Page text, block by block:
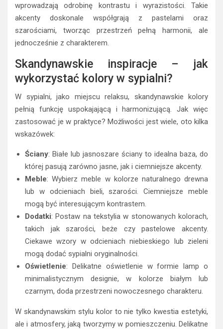
wprowadzają odrobinę kontrastu i wyrazistości. Takie
akcenty doskonale współgrają z pastelami oraz
szarościami, tworząc przestrzeń pełną harmonii, ale
jednocześnie z charakterem.
Skandynawskie inspiracje – jak
wykorzystać kolory w sypialni?
W sypialni, jako miejscu relaksu, skandynawskie kolory
pełnią funkcję uspokajającą i harmonizującą. Jak więc
zastosować je w praktyce? Możliwości jest wiele, oto kilka
wskazówek:
Ściany: Białe lub jasnoszare ściany to idealna baza, do
której pasują zarówno jasne, jak i ciemniejsze akcenty.
Meble: Wybierz meble w kolorze naturalnego drewna
lub w odcieniach bieli, szarości. Ciemniejsze meble
mogą być interesującym kontrastem.
Dodatki: Postaw na tekstylia w stonowanych kolorach,
takich jak szarości, beże czy pastelowe akcenty.
Ciekawe wzory w odcieniach niebieskiego lub zieleni
mogą dodać sypialni oryginalności.
Oświetlenie: Delikatne oświetlenie w formie lamp o
minimalistycznym designie, w kolorze białym lub
czarnym, doda przestrzeni nowoczesnego charakteru.
W skandynawskim stylu kolor to nie tylko kwestia estetyki,
ale i atmosfery, jaką tworzymy w pomieszczeniu. Delikatne